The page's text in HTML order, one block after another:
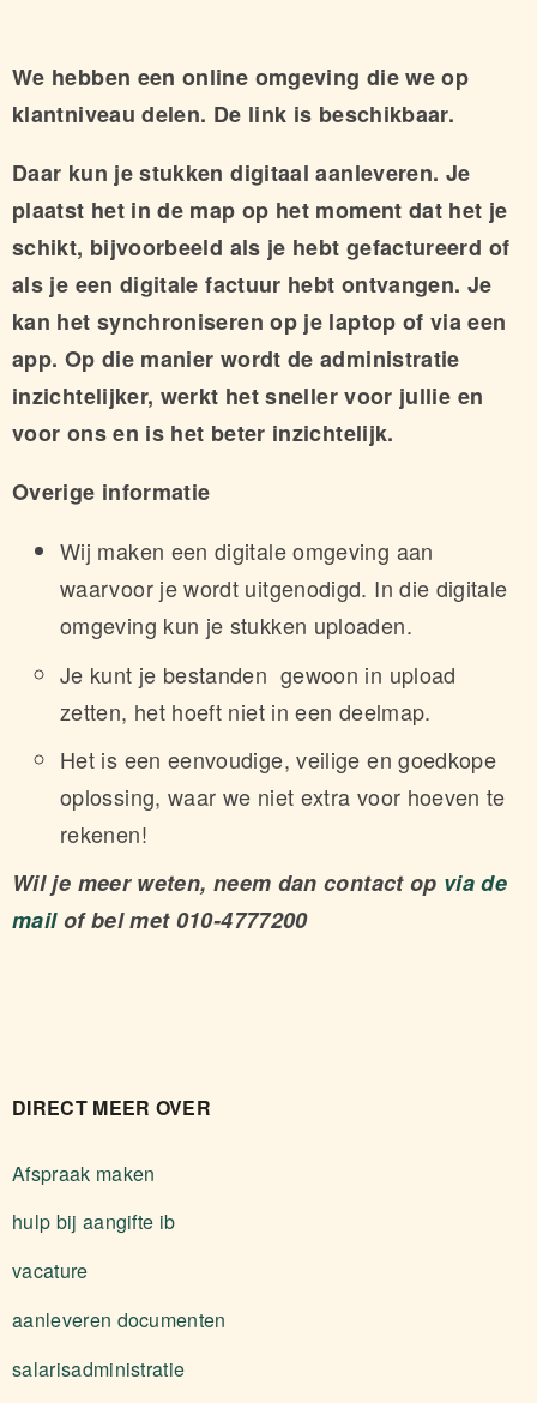
We hebben een online omgeving die we op
klantniveau delen. De link is beschikbaar.
Daar kun je stukken digitaal aanleveren. Je
plaatst het in de map op het moment dat het je
schikt, bijvoorbeeld als je hebt gefactureerd of
als je een digitale factuur hebt ontvangen. Je
kan het synchroniseren op je laptop of via een
app. Op die manier wordt de administratie
inzichtelijker, werkt het sneller voor jullie en
voor ons en is het beter inzichtelijk.
Overige informatie
Wij maken een digitale omgeving aan
waarvoor je wordt uitgenodigd. In die digitale
omgeving kun je stukken uploaden.
Je kunt je bestanden gewoon in upload
zetten, het hoeft niet in een deelmap.
Het is een eenvoudige, veilige en goedkope
oplossing, waar we niet extra voor hoeven te
rekenen!
Wil je meer weten, neem dan contact op via de
mailof bel met 010-4777200
DIRECT MEER OVER
Afspraak maken
hulp bij aangifte ib
vacature
aanleveren documenten
salarisadministratie